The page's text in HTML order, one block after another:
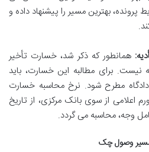
پرونده، بهترین مسیر را پیشنهاد داده و
همانطور که ذکر شد، خسارت تأخیر
نیست. برای مطالبه این خسارت، باید
مطرح شود. نرخ محاسبه خسارت
اعلامی از سوی بانک مرکزی، از تاریخ
وجه، محاسبه می گردد.
مسیر وصول چک